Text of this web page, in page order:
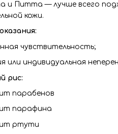
и Питта — лучше всего
кожи.
чувствительность;
или индивидуальная
рис:
парабенов
парафина
ртути